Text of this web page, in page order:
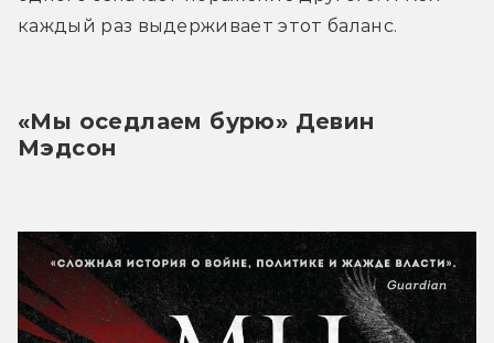
каждый раз выдерживает этот баланс.
«Мы оседлаем бурю» Девин
Мэдсон